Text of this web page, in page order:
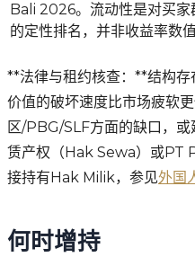
Bali 2026。流动性是对买家
的定性排名，并非收益率数值
**法律与租约核查：**结构
价值的破坏速度比市场疲软
区/PBG/SLF方面的缺口，
赁产权（Hak Sewa）或PT
接持有Hak Milik，参见外国
何时增持